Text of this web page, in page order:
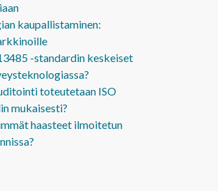
kaupallistaminen:
-standardin keskeiset
toteutetaan ISO
mukaisesti?
haasteet ilmoitetun